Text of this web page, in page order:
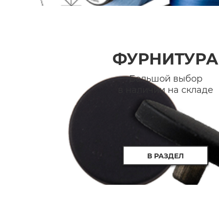
ФУРНИТУРА
Большой выбор
в наличии на складе
В РАЗДЕЛ